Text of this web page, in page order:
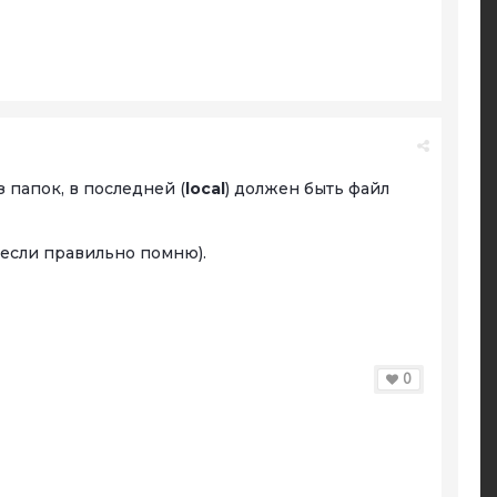
папок, в последней (local) должен быть файл
правильно помню).
0